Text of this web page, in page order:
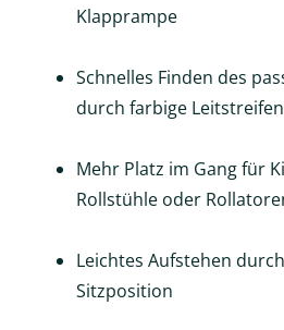
Klapprampe
Schnelles Finden des
durch farbige Leitstreifen
Mehr Platz im Gang für
Rollstühle oder
Leichtes Aufstehen
Sitzposition